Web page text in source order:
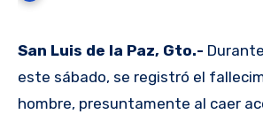
San Luis de la Paz, Gto.-
este sábado, se registró el
hombre, presuntamente al caer